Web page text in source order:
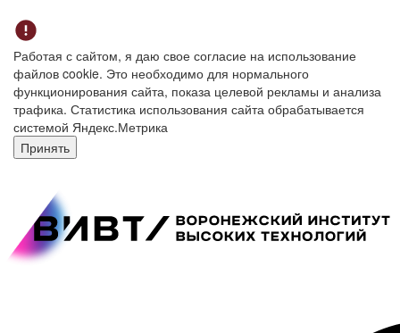
Работая с сайтом, я даю свое согласие на использование
файлов cookie. Это необходимо для нормального
функционирования сайта, показа целевой рекламы и анализа
трафика. Статистика использования сайта обрабатывается
системой Яндекс.Метрика
Принять